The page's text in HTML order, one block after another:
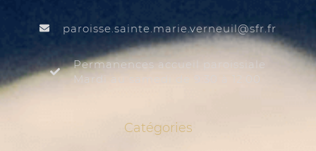
rf.rfs
@liuenrev.eiram.etnias.essiorap
Permanences accueil paroissiale
Mardi au samedi de 9:30 à 12:00
Catégories